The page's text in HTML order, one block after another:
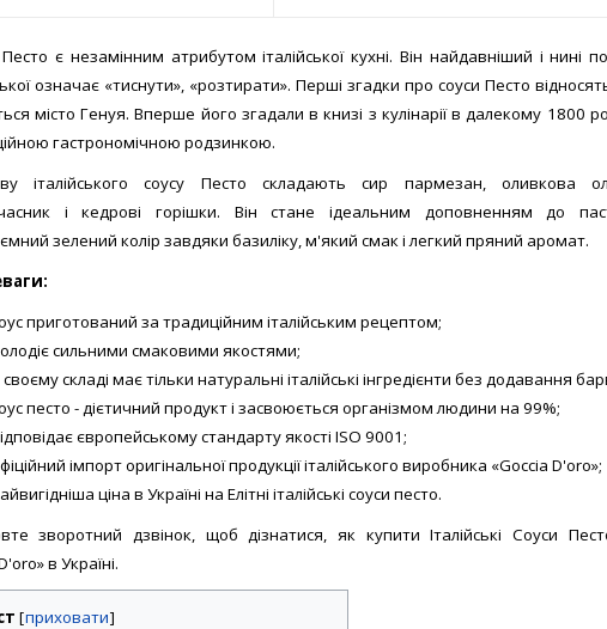
2864
ТМ «Goccia D’oro»
доповнення до пасти,
оливкова олія Extra Virgin,
часник, очищені і
трюфеля
130 гр, банка (скло)
5 /5 9 відгуків
В наявності
Код товару:0730
ідеальне доповнення до макаронів,
Покоріно і Грона Подано, сіль,
часник, чилі
Тара: 130 гр, банка (скло)
5/5 9 відгуків
В наявності
є незамінним атрибутом італійської кухні. Він найдавніший і нині
означає «тиснути», «розтирати». Перші згадки про соуси Песто
місто Генуя. Вперше його згадали в книзі з кулінарії в далекому 1800
гастрономічною родзинкою.
італійського соусу Песто складають сир пармезан, оливкова
і кедрові горішки. Він стане ідеальним доповненням до
зелений колір завдяки базиліку, м'який смак і легкий пряний аромат.
приготований за традиційним італійським рецептом;
сильними смаковими якостями;
складі має тільки натуральні італійські інгредієнти без додавання
песто - дієтичний продукт і засвоюється організмом людини на 99%;
європейському стандарту якості ISO 9001;
імпорт оригінальної продукції італійського виробника «Goccia D'oro»;
ціна в Україні на Елітні італійські соуси песто.
зворотний дзвінок, щоб дізнатися, як купити Італійські Соуси
в Україні.
[
]